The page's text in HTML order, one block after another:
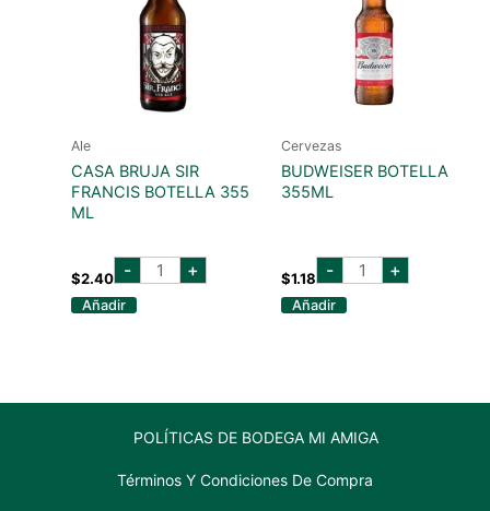
Ale
CASA BRUJA SIR
FRANCIS BOTELLA 355
ML
$2.40 - casa
bruja +
Añadir
Cervezas
BUDWEISER BOTELLA
355ML
$1.18 - budweiser
botella
355ml
cantidad
+
Añadir
POLÍTICAS DE BODEGA MI AMIGA
Términos Y Condiciones De Compra